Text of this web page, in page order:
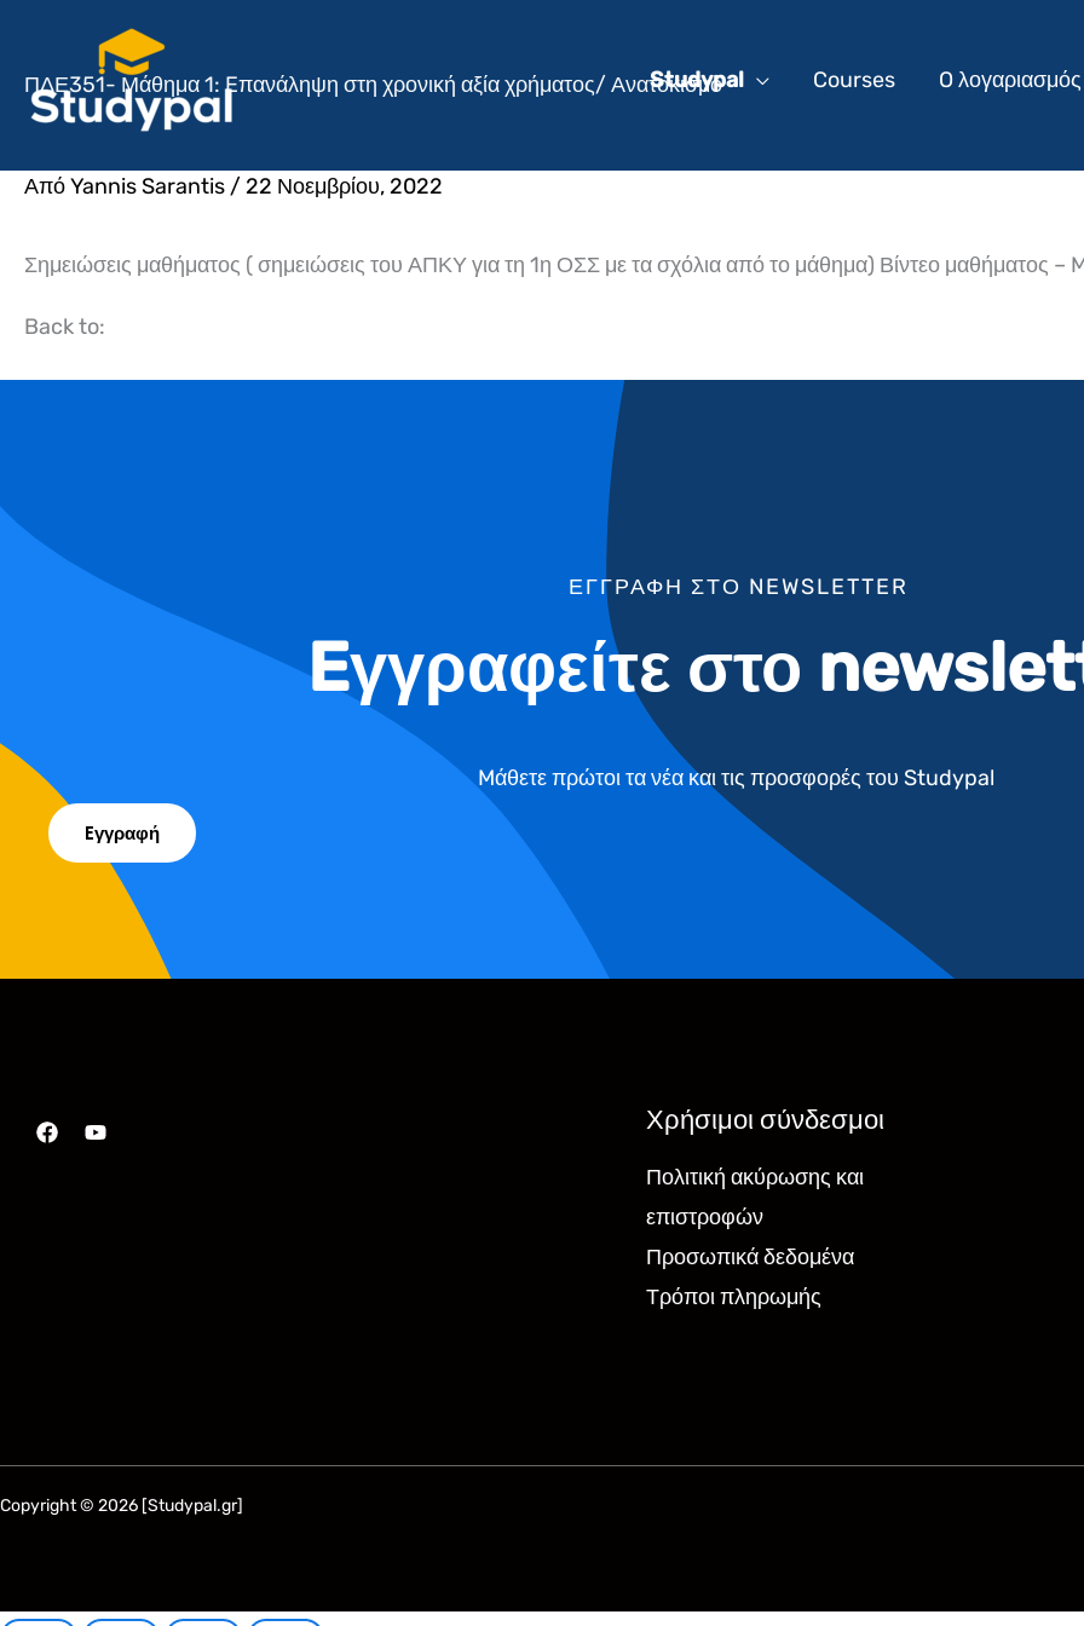
περιεχόμενο
Studypal Courses O
ΠΔΕ351- Μάθημα 1: Eπανάληψη στη χρονική αξία χρήματος/ Ανατοκισμό
ΑπόYannis Sarantis /22 Νοεμβρίου, 2022
Σημειώσεις μαθήματος ( σημειώσεις του ΑΠΚΥ για τη 1η ΟΣΣ με τα σχόλια από το μάθημα) Βίντεο μαθήματος –
Back to:
ΕΓΓΡΑΦΗ ΣΤΟ NEWSLETTER
Eγγραφείτε στο
Mάθετε πρώτοι τα νέα και τις προσφορές του Studypal
Eγγραφή
Χρήσιμοι σύνδεσμοι
Πολιτική ακύρωσης και
επιστροφών
Προσωπικά δεδομένα
Τρόποι πληρωμής
Copyright © 2026 [Studypal.gr]